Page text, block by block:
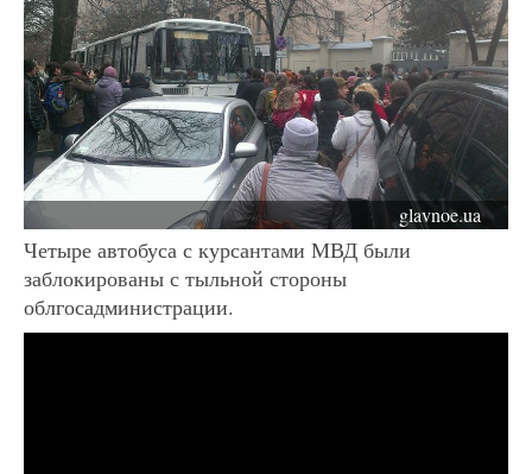
glavnoe.ua
Четыре автобуса с курсантами МВД были
заблокированы с тыльной стороны
облгосадминистрации.